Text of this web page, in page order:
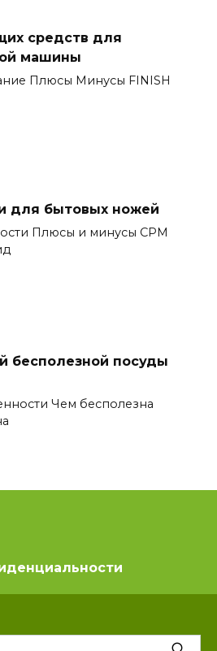
средств для
машины
Плюсы Минусы FINISH
для бытовых ножей
Плюсы и минусы CPM
бесполезной посуды
Чем бесполезна